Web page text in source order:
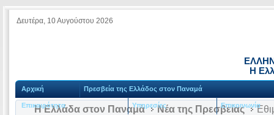
Δευτέρα, 10 Αυγούστου 2026
Η
Αρχική Πρεσβεία της Ελλάδος στον Παναμά
Επικαιρότητα Υπηρεσίες Επικοινωνία
Η Ελλάδα στον Παναμά Νέα της Πρεσβείας